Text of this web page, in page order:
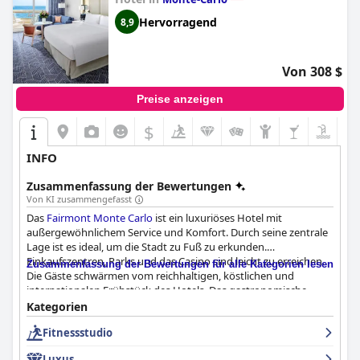
8,9 Hervorragend
Von 308 $
Preise anzeigen
$
INFO
Zusammenfassung der Bewertungen
Von KI zusammengefasst
Das Fairmont Monte Carlo ist ein luxuriöses Hotel mit
außergewöhnlichem Service und Komfort. Durch seine zentrale
Lage ist es ideal, um die Stadt zu Fuß zu erkunden.
Einkaufszentren, Parks und das Casino sind leicht zu erreichen.
Die Gäste schwärmen vom reichhaltigen, köstlichen und
internationalen Frühstück des Hotels. Das gastronomische
Angebot des Hotels ist an Qualität und Geschmack nicht zu
überbieten, auch wenn einige Gäste die Preise als etwas hoch
empfinden. Die Zimmer des Hotels werden unterschiedlich
Zusammenfassung der Bewertungen für alle Kategorien lesen
Kategorien
Fitnessstudio